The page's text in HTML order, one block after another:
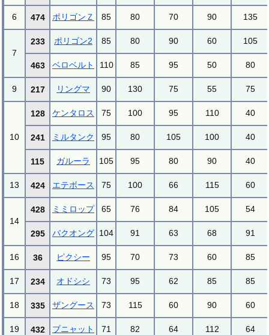
6 474 ポリゴンＺ 85 80 70 90 135
7
233 ポリゴン2 85 80 90 60 105
463 ベロベルト 110 85 95 50 80
9 217 リングマ 90 130 75 55 75
10
128 ケンタロス 75 100 95 110 40
241 ミルタンク 95 80 105 100 40
115 ガルーラ 105 95 80 90 40
13 424 エテボース 75 100 66 115 60
14
428 ミミロップ 65 76 84 105 54
295 バクオング 104 91 63 68 91
16 36 ピクシー 95 70 73 60 85
17 234 オドシシ 73 95 62 85 85
18 335 ザングース 73 115 60 90 60
19 432 ブニャット 71 82 64 112 64